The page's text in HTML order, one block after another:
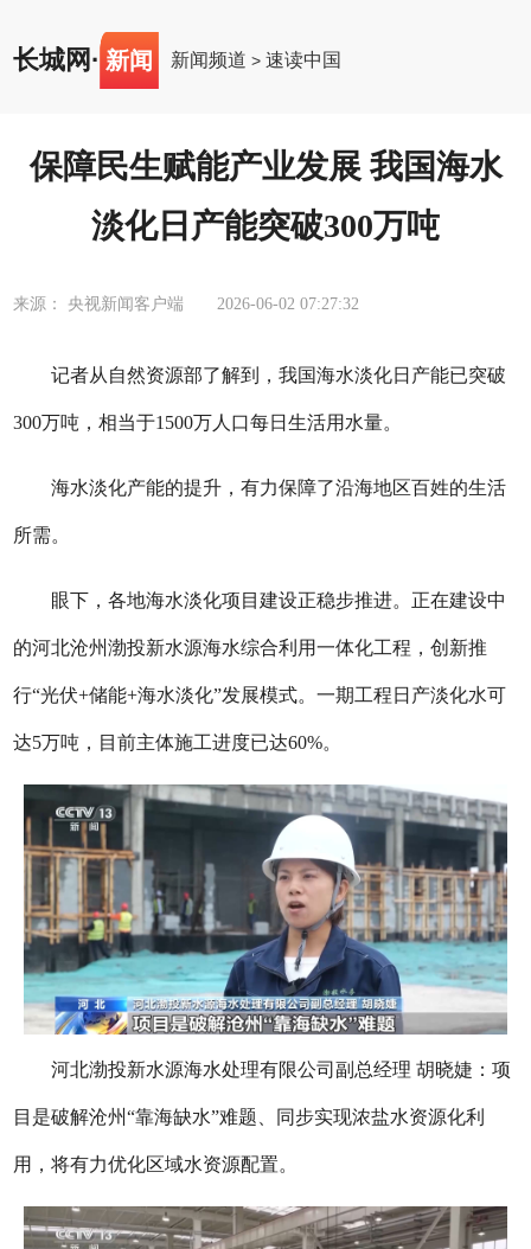
长城网 · 新闻 新闻频道 >速读中国
保障民生赋能产业发展 我国海水
淡化日产能突破300万吨
来源： 央视新闻客户端 2026-06-02 07:27:32
记者从自然资源部了解到，我国海水淡化日产能已突破
300万吨，相当于1500万人口每日生活用水量。
海水淡化产能的提升，有力保障了沿海地区百姓的生活
所需。
眼下，各地海水淡化项目建设正稳步推进。正在建设中
的河北沧州渤投新水源海水综合利用一体化工程，创新推
行“光伏+储能+海水淡化”发展模式。一期工程日产淡化水可
达5万吨，目前主体施工进度已达60%。
河北渤投新水源海水处理有限公司副总经理 胡晓婕：项
目是破解沧州“靠海缺水”难题、同步实现浓盐水资源化利
用，将有力优化区域水资源配置。